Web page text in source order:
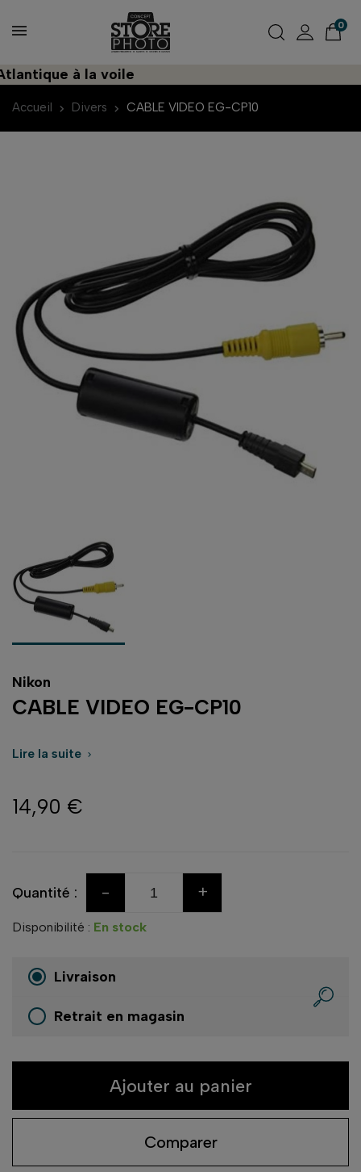
0
à la voile
Accueil Divers CABLE VIDEO EG-CP10
Nikon
CABLE VIDEO EG-CP10
Lire la suite 
14,90 €
Quantité : - +
Disponibilité : En stock
Livraison
Retrait en magasin
Ajouter au panier
Comparer